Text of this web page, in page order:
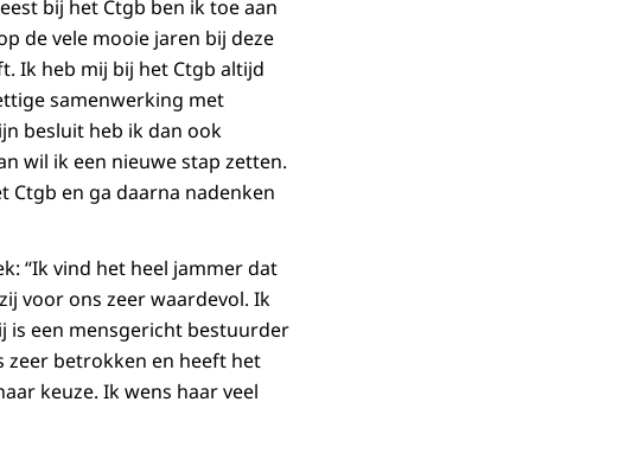
bij het Ctgb ben ik toe aan
de vele mooie jaren bij deze
Ik heb mij bij het Ctgb altijd
samenwerking met
besluit heb ik dan ook
wil ik een nieuwe stap zetten.
en ga daarna nadenken
“Ik vind het heel jammer dat
voor ons zeer waardevol. Ik
is een mensgericht bestuurder
zeer betrokken en heeft het
keuze. Ik wens haar veel